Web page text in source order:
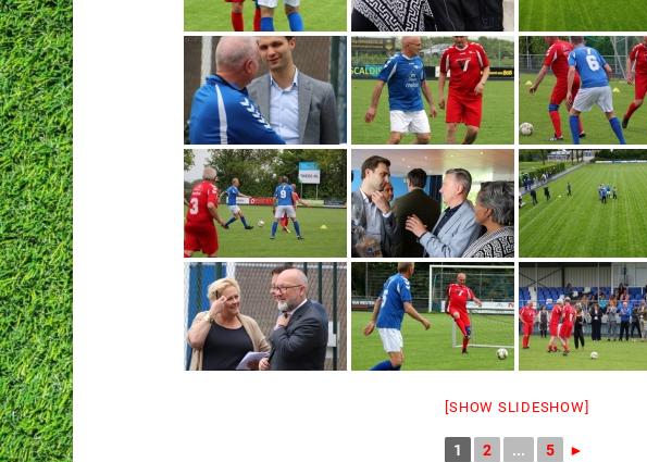
[SHOW SLIDESHOW]
1 2 ... 5 ►